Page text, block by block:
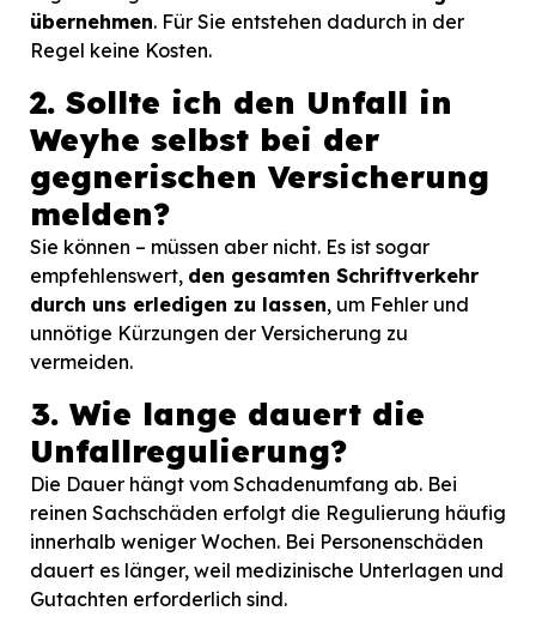
übernehmen. Für Sie entstehen dadurch in der
Regel keine Kosten.
2. Sollte ich den Unfall in
Weyhe selbst bei der
gegnerischen Versicherung
melden?
Sie können – müssen aber nicht. Es ist sogar
empfehlenswert, den gesamten Schriftverkehr
durch uns erledigen zu lassen, um Fehler und
unnötige Kürzungen der Versicherung zu
vermeiden.
3. Wie lange dauert die
Unfallregulierung?
Die Dauer hängt vom Schadenumfang ab. Bei
reinen Sachschäden erfolgt die Regulierung häufig
innerhalb weniger Wochen. Bei Personenschäden
dauert es länger, weil medizinische Unterlagen und
Gutachten erforderlich sind.